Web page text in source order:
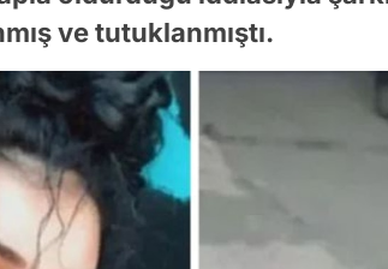
ve tutuklanmıştı.